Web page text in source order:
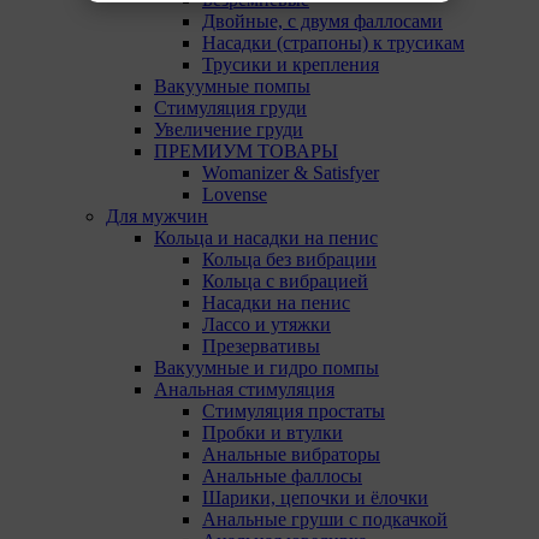
Двойные, с двумя фаллосами
Насадки (страпоны) к трусикам
Трусики и крепления
Вакуумные помпы
Стимуляция груди
Увеличение груди
ПРЕМИУМ ТОВАРЫ
Womanizer & Satisfyer
Lovense
Для мужчин
Кольца и насадки на пенис
Кольца без вибрации
Кольца с вибрацией
Насадки на пенис
Лассо и утяжки
Презервативы
Вакуумные и гидро помпы
Анальная стимуляция
Стимуляция простаты
Пробки и втулки
Анальные вибраторы
Анальные фаллосы
Шарики, цепочки и ёлочки
Анальные груши с подкачкой
Общества файлов cookie:
Технические/Функциональные, хранятся не более
Необходимые для функционирования веб-
аналитических платформ «Google Analytics»,
«Яндекс.Метрика» (статистические), установлены на
сервере Общества и не передаются третьим лицам,
часть из которых хранятся во время пользования
Остальные - не более года.
13. Пользователи могут принять или отклонить все
обрабатываемые на сайте файлы cookie. При этом
корректная работа сайта возможна только в случае
использования необходимых файлов cookie. В случае
их отключения может потребоваться совершать
повторный выбор предпочтений куки, языковой
версии сайта, а также могут некорректно
отображаться некоторые версии страниц.
Отключение аналитических файлов cookie не
позволяет определять предпочтения пользователей